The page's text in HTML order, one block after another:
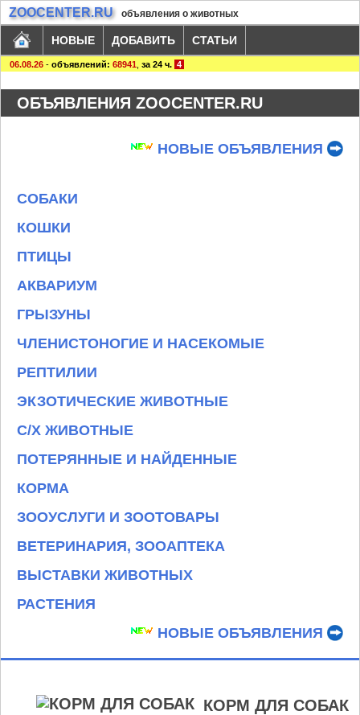
ZOOCENTER.RU объявления о животных
НОВЫЕ ДОБАВИТЬ СТАТЬИ
06.08.26 - объявлений: 68941 за 24 ч. 4
ОБЪЯВЛЕНИЯ ZOOCENTER.RU
НОВЫЕ ОБЪЯВЛЕНИЯ
СОБАКИ
КОШКИ
ПТИЦЫ
АКВАРИУМ
ГРЫЗУНЫ
ЧЛЕНИСТОНОГИЕ И НАСЕКОМЫЕ
РЕПТИЛИИ
ЭКЗОТИЧЕСКИЕ ЖИВОТНЫЕ
С/Х ЖИВОТНЫЕ
ПОТЕРЯННЫЕ И НАЙДЕННЫЕ
КОРМА
ЗООУСЛУГИ И ЗООТОВАРЫ
ВЕТЕРИНАРИЯ, ЗООАПТЕКА
ВЫСТАВКИ ЖИВОТНЫХ
РАСТЕНИЯ
НОВЫЕ ОБЪЯВЛЕНИЯ
КОРМ ДЛЯ СОБАК